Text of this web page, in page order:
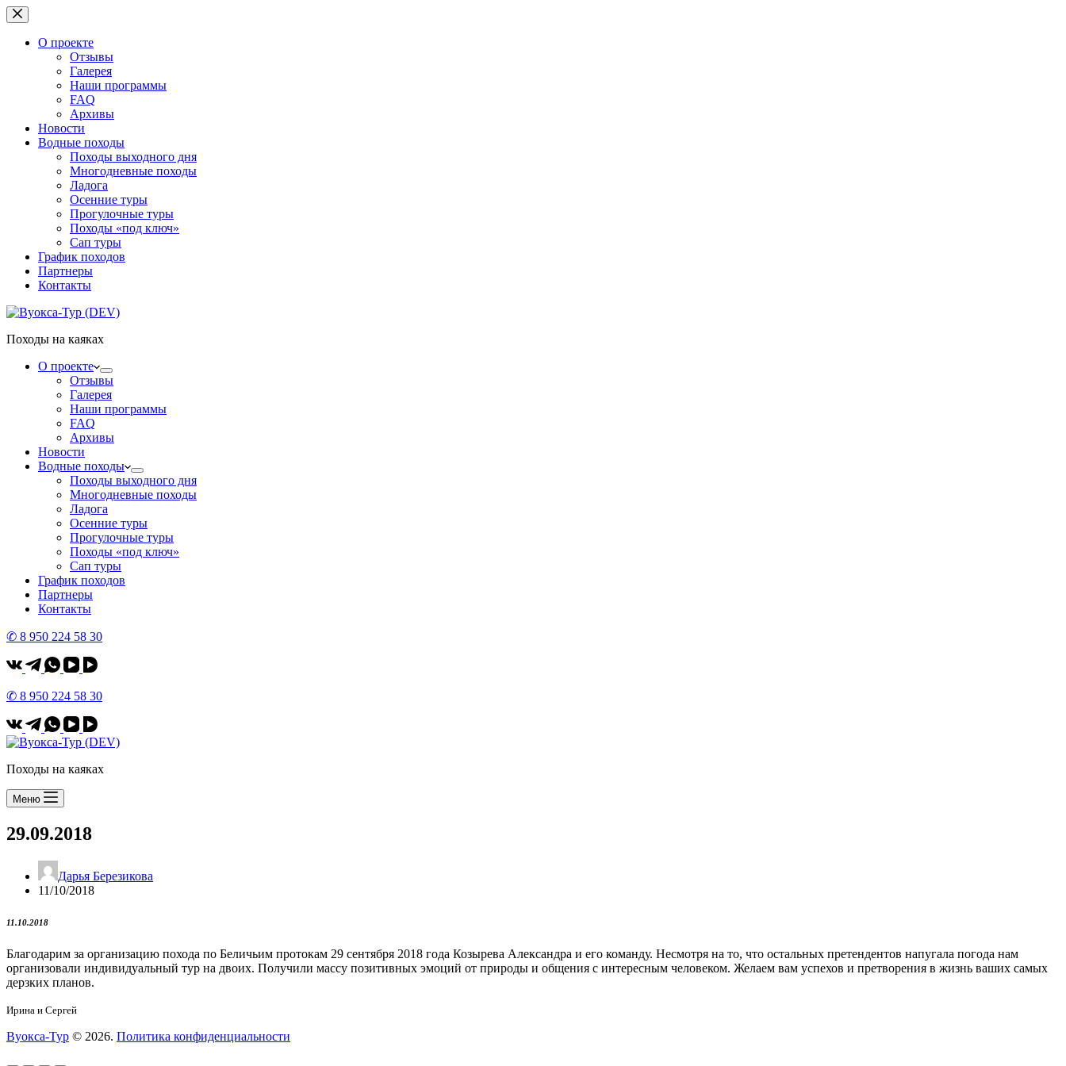
Перейти
к
сути
О проекте
Отзывы
Галерея
Наши программы
FAQ
Архивы
Новости
Водные походы
Походы выходного дня
Многодневные походы
Ладога
Осенние туры
Прогулочные туры
Походы «под ключ»
Сап туры
График походов
Партнеры
Контакты
Походы на каяках
О проекте
Отзывы
Галерея
Наши программы
FAQ
Архивы
Новости
Водные походы
Походы выходного дня
Многодневные походы
Ладога
Осенние туры
Прогулочные туры
Походы «под ключ»
Сап туры
График походов
Партнеры
Контакты
✆ 8 950 224 58 30
✆ 8 950 224 58 30
Походы на каяках
Меню
29.09.2018
Дарья Березикова
11/10/2018
11.10.2018
Благодарим за организацию похода по Беличьим протокам 29 сентября 2018 года Козырева Александра и его команду. Несмотря на то, что остальных претендентов напугала погода нам
организовали индивидуальный тур на двоих. Получили массу позитивных эмоций от природы и общения с интересным человеком. Желаем вам успехов и претворения в жизнь ваших самых
дерзких планов.
Ирина и Сергей
Вуокса-Тур © 2026. Политика конфиденциальности